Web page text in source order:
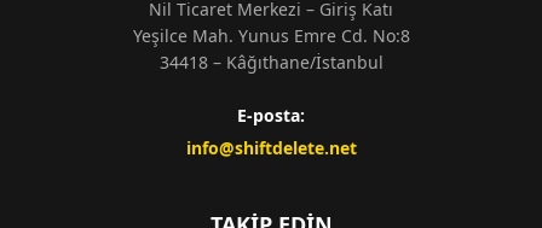
Nil Ticaret Merkezi – Giriş Katı
Yeşilce Mah. Yunus Emre Cd. No:8
34418 – Kâğıthane/İstanbul
E-posta:
info@shiftdelete.net